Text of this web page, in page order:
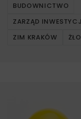
BUDOWNICTWO
ZARZĄD
ZIM KRAKÓW